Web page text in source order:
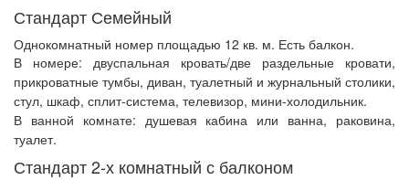
Стандарт Семейный
Однокомнатный номер площадью 12 кв. м. Есть балкон.
В номере: двуспальная кровать/две раздельные кровати,
прикроватные тумбы, диван, туалетный и журнальный столики,
стул, шкаф, сплит-система, телевизор, мини-холодильник.
В ванной комнате: душевая кабина или ванна, раковина,
туалет.
Стандарт 2-х комнатный с балконом